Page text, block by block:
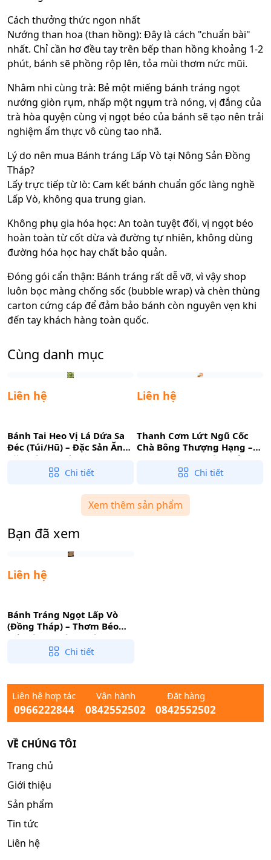
Cách thưởng thức ngon nhất
Nướng than hoa (than hồng): Đây là cách "chuẩn bài"
nhất. Chỉ cần hơ đều tay trên bếp than hồng khoảng 1-2
phút, bánh sẽ phồng rộp lên, tỏa mùi thơm nức mũi.
Nhâm nhi cùng trà: Bẻ một miếng bánh tráng ngọt
nướng giòn rụm, nhấp một ngụm trà nóng, vị đắng của
trà hòa quyện cùng vị ngọt béo của bánh sẽ tạo nên trải
nghiệm ẩm thực vô cùng tao nhã.
Lý do nên mua Bánh tráng Lấp Vò tại Nông Sản Đồng
Tháp?
Lấy trực tiếp từ lò: Cam kết bánh chuẩn gốc làng nghề
Lấp Vò, không qua trung gian.
Không phụ gia hóa học: An toàn tuyệt đối, vị ngọt béo
hoàn toàn từ cốt dừa và đường tự nhiên, không dùng
đường hóa học hay chất bảo quản.
Đóng gói cẩn thận: Bánh tráng rất dễ vỡ, vì vậy shop
luôn bọc màng chống sốc (bubble wrap) và chèn thùng
carton cứng cáp để đảm bảo bánh còn nguyên vẹn khi
đến tay khách hàng toàn quốc.
Cùng danh mục
Liên hệ
Bánh Tai Heo Vị Lá Dứa Sa
Đéc (Túi/Hũ) – Đặc Sản Ăn
Vặt Đất Sen Hồng
Chi tiết
Liên hệ
Thanh Cơm Lứt Ngũ Cốc
Chà Bông Thượng Hạng –
Healthy Snack Nông Sản
Đồng Tháp
Chi tiết
Xem thêm sản phẩm
Bạn đã xem
Liên hệ
Bánh Tráng Ngọt Lấp Vò
(Đồng Tháp) – Thơm Béo
Cốt Dừa, Nướng Giòn Rụm
Chi tiết
Liên hệ hợp tác
0966222844
Vận hành
0842552502
Đặt hàng
0842552502
VỀ CHÚNG TÔI
Trang chủ
Giới thiệu
Sản phẩm
Tin tức
Liên hệ